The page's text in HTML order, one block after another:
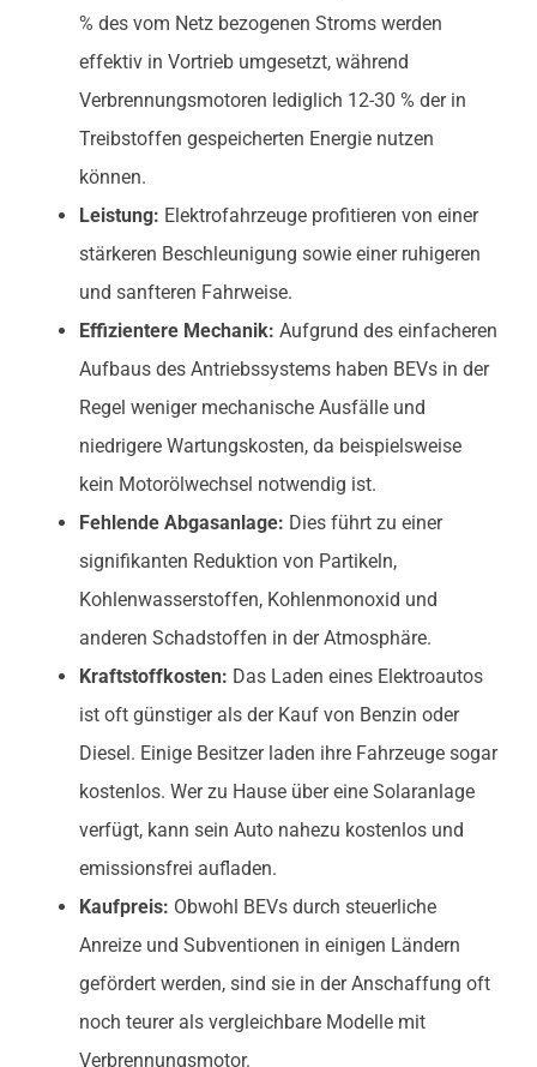
% des vom Netz bezogenen Stroms werden
effektiv in Vortrieb umgesetzt, während
Verbrennungsmotoren lediglich 12-30 % der in
Treibstoffen gespeicherten Energie nutzen
können.
Leistung: Elektrofahrzeuge profitieren von einer
stärkeren Beschleunigung sowie einer ruhigeren
und sanfteren Fahrweise.
Effizientere Mechanik: Aufgrund des einfacheren
Aufbaus des Antriebssystems haben BEVs in der
Regel weniger mechanische Ausfälle und
niedrigere Wartungskosten, da beispielsweise
kein Motorölwechsel notwendig ist.
Fehlende Abgasanlage: Dies führt zu einer
signifikanten Reduktion von Partikeln,
Kohlenwasserstoffen, Kohlenmonoxid und
anderen Schadstoffen in der Atmosphäre.
Kraftstoffkosten: Das Laden eines Elektroautos
ist oft günstiger als der Kauf von Benzin oder
Diesel. Einige Besitzer laden ihre Fahrzeuge sogar
kostenlos. Wer zu Hause über eine Solaranlage
verfügt, kann sein Auto nahezu kostenlos und
emissionsfrei aufladen.
Kaufpreis: Obwohl BEVs durch steuerliche
Anreize und Subventionen in einigen Ländern
gefördert werden, sind sie in der Anschaffung oft
noch teurer als vergleichbare Modelle mit
Verbrennungsmotor.